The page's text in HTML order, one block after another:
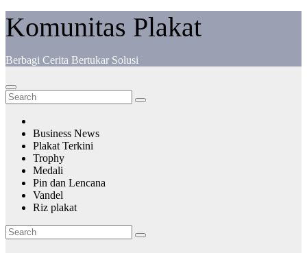
Komunitas Plakat
Berbagi Cerita Bertukar Solusi
Business News
Plakat Terkini
Trophy
Medali
Pin dan Lencana
Vandel
Riz plakat